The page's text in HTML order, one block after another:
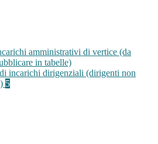
amministrativi di vertice (da
in tabelle)
incarichi dirigenziali (dirigenti non
5